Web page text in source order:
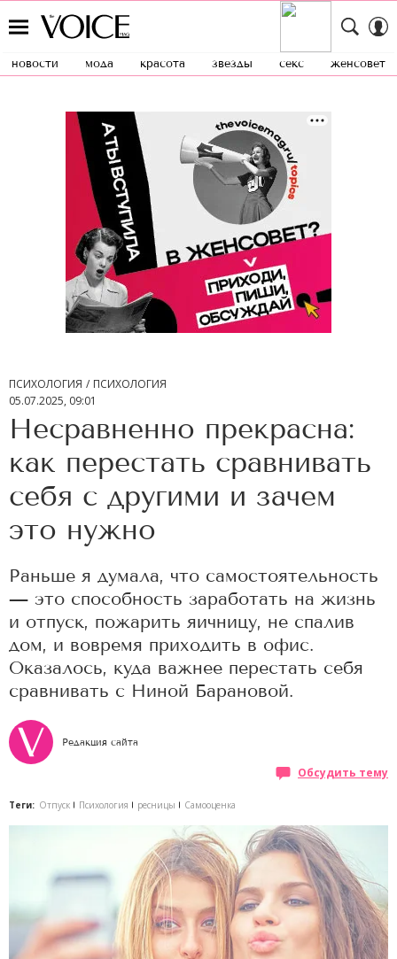
новости мода красота звезды секс женсовет
ПСИХОЛОГИЯ
ПСИХОЛОГИЯ
05.07.2025, 09:01
Несравненно прекрасна:
как перестать сравнивать
себя с другими и зачем
это нужно
Раньше я думала, что самостоятельность
— это способность заработать на жизнь
и отпуск, пожарить яичницу, не спалив
дом, и вовремя приходить в офис.
Оказалось, куда важнее перестать себя
сравнивать с Ниной Барановой.
Редакция сайта
Обсудить тему
Теги: Отпуск Психология ресницы Самооценка